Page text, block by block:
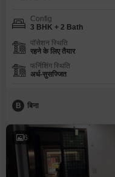
Config
3 BHK + 2 Bath
पॉसेशन स्थिति
रहने के लिए तैयार
फर्निशिंग स्थिति
अर्ध-सुसज्जित
B बिना
6